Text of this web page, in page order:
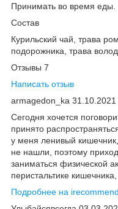
Принимать во время еды.
Состав
Курильский чай, трава
подорожника, трава
Отзывы 7
Написать отзыв
armagedon_ka 31.10.2021
Сегодня хочется
принято
у меня ленивый
не нашли, поэтому
заниматься физической
перистальтике
Подробнее на